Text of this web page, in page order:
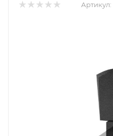
Артикул: